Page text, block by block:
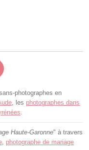
photographes en
, les photographes dans
Haute-Garonne" à travers
photographe de mariage